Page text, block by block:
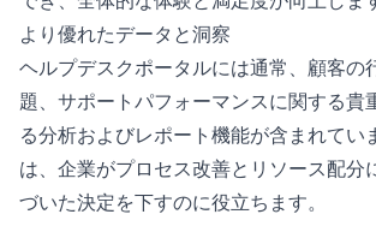
より優れたデータと洞察
ヘルプデスクポータルには通常、顧客の
題、サポートパフォーマンスに関する貴
る分析およびレポート機能が含まれてい
は、企業がプロセス改善とリソース配分
づいた決定を下すのに役立ちます。